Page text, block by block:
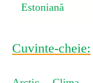
Estoniană
Cuvinte-cheie: